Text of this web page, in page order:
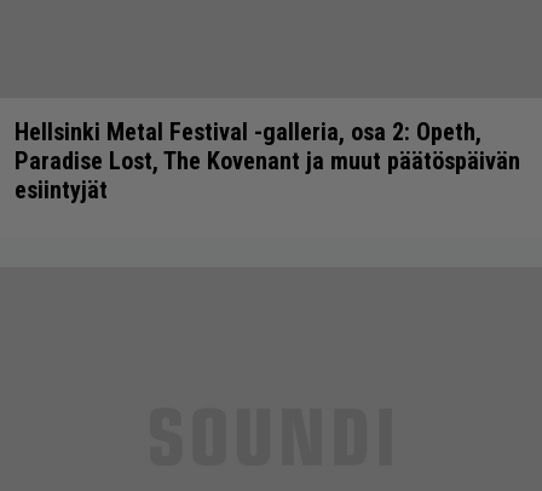
Hellsinki Metal Festival -galleria, osa 2: Opeth,
Paradise Lost, The Kovenant ja muut päätöspäivän
esiintyjät